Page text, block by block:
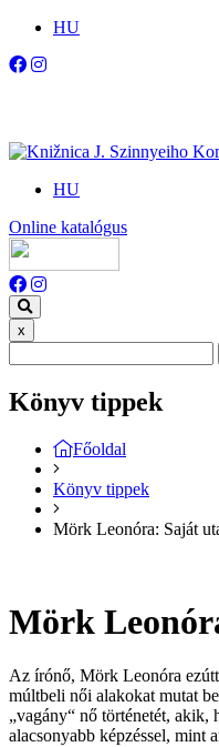
HU
HU
Online katalógus
x
Könyv tippek
Főoldal
Könyv tippek
Mörk Leonóra: Saját
Mörk
Az írónő, Mörk Leonóra
múltbeli női alakokat mutat
„vagány“ nő történetét, akik,
alacsonyabb képzéssel, mint